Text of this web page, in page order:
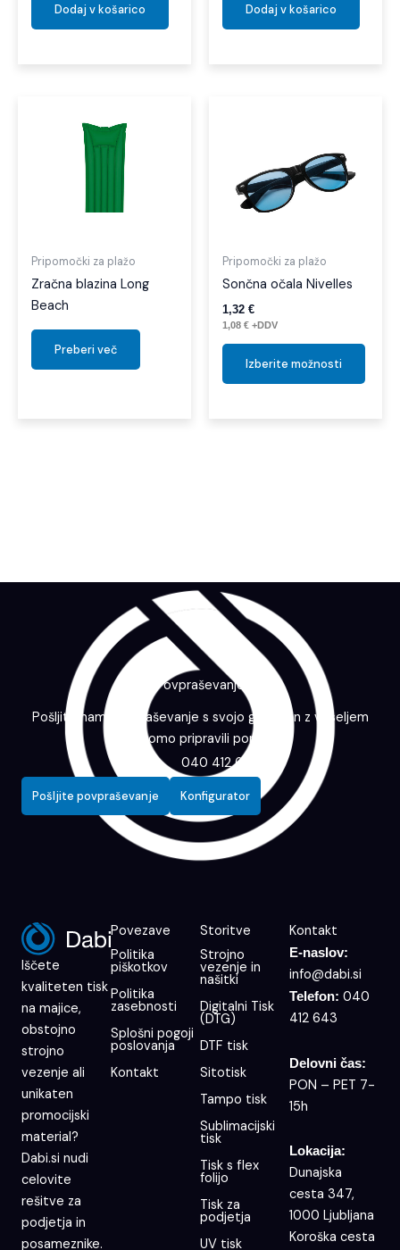
Dodaj v košarico Dodaj v košarico
Pripomočki za plažo
Zračna blazina Long
Beach
Preberi več
Pripomočki za plažo
Sončna očala Nivelles
1,32 €
1,08 € +DDV
Izberite možnosti
Povpraševanje
Pošljite nam povpraševanje s svojo grafiko in z veseljem
vam bomo pripravili ponudbo.
040 412 643
Pošljite povpraševanje Konfigurator
Iščete
kvaliteten tisk
na majice,
obstojno
strojno
vezenje ali
unikaten
promocijski
material?
Dabi.si nudi
celovite
rešitve za
podjetja in
posameznike.
Povezave
Politika
piškotkov
Politika
zasebnosti
Splošni pogoji
poslovanja
Kontakt
Storitve
Strojno
vezenje in
našitki
Digitalni Tisk
(DTG)
DTF tisk
Sitotisk
Tampo tisk
Sublimacijski
tisk
Tisk s flex
folijo
Tisk za
podjetja
UV tisk
Kontakt
E-naslov:
info@dabi.si
Telefon: 040
412 643
Delovni čas:
PON – PET 7-
15h
Lokacija:
Dunajska
cesta 347,
1000 Ljubljana
Koroška cesta